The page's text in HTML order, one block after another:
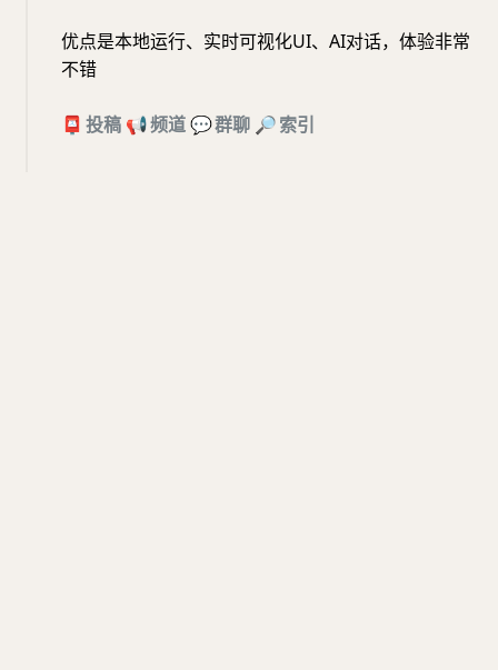
优点是本地运行、实时可视化UI、AI对话，体验非常
不错
📮 投稿 📢频道💬群聊 🔎索引